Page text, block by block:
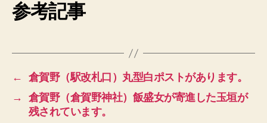
参考記事
←
倉賀野（駅改札口）丸型白ポストがあります。
→
倉賀野（倉賀野神社）飯盛女が寄進した玉垣が
残されています。